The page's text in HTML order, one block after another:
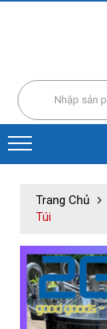
Trang Chủ
Túi